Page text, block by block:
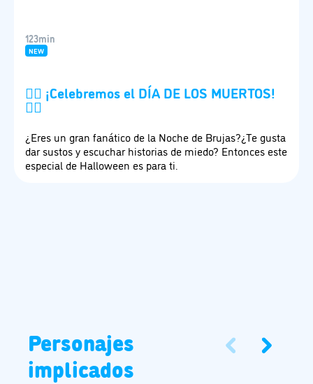
123min
NEW
🧟‍♂️ ¡Celebremos el DÍA DE LOS MUERTOS!
🧟‍♂️
¿Eres un gran fanático de la Noche de Brujas?¿Te gusta
dar sustos y escuchar historias de miedo? Entonces este
especial de Halloween es para ti.
Personajes
implicados